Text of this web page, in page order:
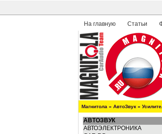
На главную Статьи
Магнитола » АвтоЗвук »
АВТОЗВУК
АВТОЭЛЕКТРОНИКА